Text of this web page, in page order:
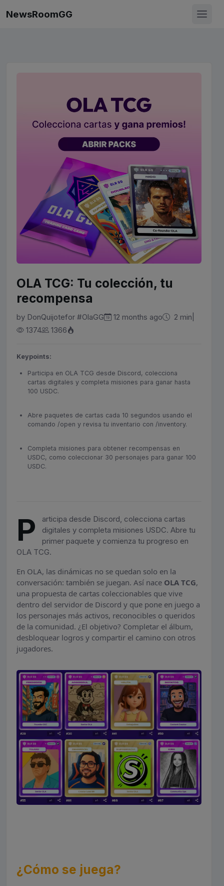
NewsRoomGG
OLA TCG: Tu colección, tu
recompensa
by DonQuijotefor #OlaGG 12 months ago 2 min
1374
1366
Keypoints:
Participa en OLA TCG desde Discord, colecciona
cartas digitales y completa misiones para ganar hasta
100 USDC.
Abre paquetes de cartas cada 10 segundos usando el
comando /open y revisa tu inventario con /inventory.
Completa misiones para obtener recompensas en
USDC, como coleccionar 30 personajes para ganar 100
USDC.
P
articipa desde Discord, colecciona cartas
digitales y completa misiones USDC. Abre tu
primer paquete y comienza tu progreso en
OLA TCG.
En OLA, las dinámicas no se quedan solo en la
conversación: también se juegan. Así nace OLA TCG,
una propuesta de cartas coleccionables que vive
dentro del servidor de Discord y que pone en juego a
los personajes más activos, reconocibles o queridos
de la comunidad. ¿El objetivo? Completar el álbum,
desbloquear logros y compartir el camino con otros
jugadores.
¿Cómo se juega?